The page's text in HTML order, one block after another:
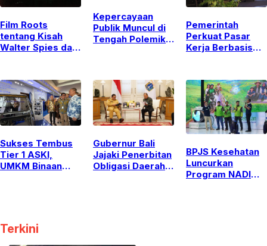
Film Roots
tentang Kisah
Walter Spies dan
Schindhelm di
Jakarta Menuai
Banyak Pujian
Kepercayaan
Publik Muncul di
Tengah Polemik
Pemerintah
Perkuat Pasar
Kerja Berbasis
Kesenjangan
Industri
Sukses Tembus
Tier 1 ASKI,
UMKM Binaan
Gubernur Bali
Jajaki Penerbitan
Obligasi Daerah
BPJS Kesehatan
Luncurkan
Program NADI
Terkini